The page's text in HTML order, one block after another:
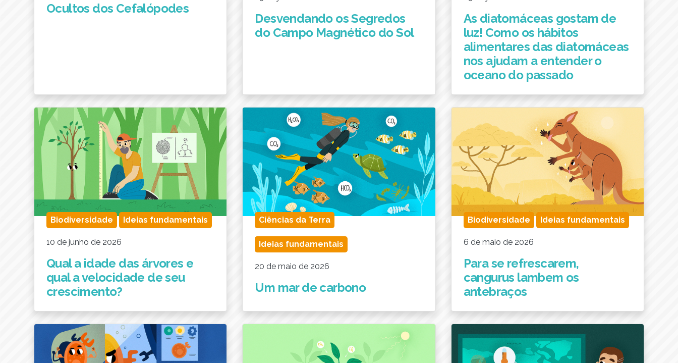
Ocultos dos Cefalópodes
Desvendando os Segredos
do Campo Magnético do Sol
As diatomáceas gostam de
luz! Como os hábitos
alimentares das diatomáceas
nos ajudam a entender o
oceano do passado
Biodiversidade Ideias fundamentais
10 de junho de 2026
Qual a idade das árvores e
qual a velocidade de seu
crescimento?
Ciências da Terra
Ideias fundamentais
20 de maio de 2026
Um mar de carbono
Biodiversidade Ideias fundamentais
6 de maio de 2026
Para se refrescarem,
cangurus lambem os
antebraços